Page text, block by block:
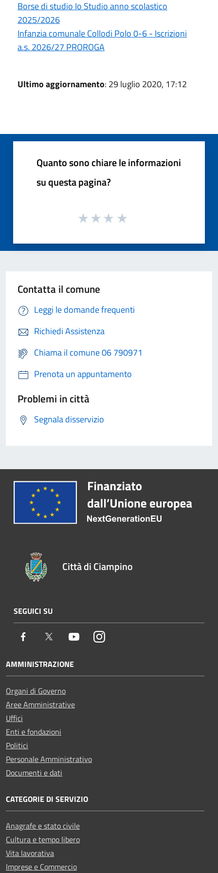
Borse di studio Io Studio anno scolastico
2025/2026
Infanzia comunale Collodi Polo 0-6 - Iscrizioni
a.s. 2026/27 PROROGA
Ultimo aggiornamento: 29 luglio 2020, 17:12
Quanto sono chiare le informazioni
su questa pagina?
Contatta il comune
Leggi le domande frequenti
Richiedi Assistenza
Chiama il comune 06 790971
Prenota un appuntamento
Problemi in città
Segnala disservizio
Città di Ciampino
SEGUICI SU
Facebook Twitter YoutubeInstagram
AMMINISTRAZIONE
Organi di Governo
Aree Amministrative
Uffici
Enti e fondazioni
Politici
Personale Amministrativo
Documenti e dati
CATEGORIE DI SERVIZIO
Anagrafe e stato civile
Cultura e tempo libero
Vita lavorativa
Imprese e Commercio